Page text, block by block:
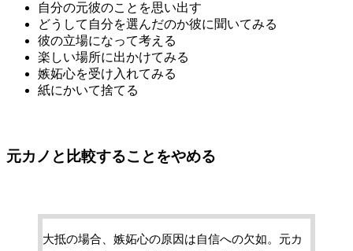
自分の元彼のことを思い出す
どうして自分を選んだのか彼に聞いてみる
彼の立場になって考える
楽しい場所に出かけてみる
嫉妬心を受け入れてみる
紙にかいて捨てる
元カノと比較することをやめる
大抵の場合、嫉妬心の原因は自信への欠如。元カ